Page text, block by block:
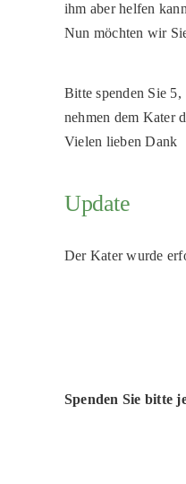
ihm aber helfen
Nun möchten wir
Bitte spenden Sie
nehmen dem Kater
Vielen lieben Dank
Update
Der Kater wurde
Spenden Sie bitte